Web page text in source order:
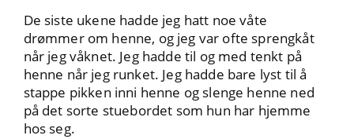
De siste ukene hadde jeg hatt noe våte
drømmer om henne, og jeg var ofte sprengkåt
når jeg våknet. Jeg hadde til og med tenkt på
henne når jeg runket. Jeg hadde bare lyst til å
stappe pikken inni henne og slenge henne ned
på det sorte stuebordet som hun har hjemme
hos seg.